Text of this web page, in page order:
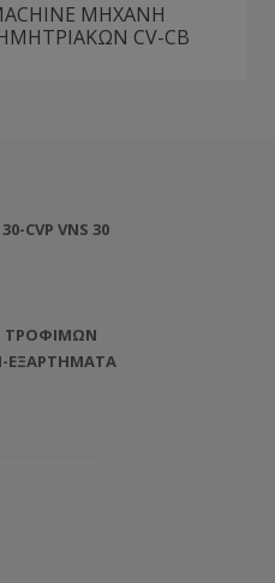
ΜΗΧΑΝΗ
CV-CB
CVP VNS 30
ΤΡΟΦΙΜΩΝ
ΕΞΑΡΤΗΜΑΤΑ